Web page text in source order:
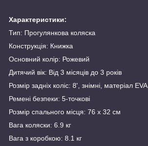
Характеристики:
Тип: Прогулянкова коляска
Конструкція: Книжка
Основний колір: Рожевий
Дитячий вік: Від 3 місяців до 3 років
Розмір задніх коліс: 8', знімні, матеріал EVA
Ремені безпеки: 5-точкові
Розмір спального місця: 76 х 32 см
Вага коляски: 6.9 кг
Вага з коробкою: 8.1 кг